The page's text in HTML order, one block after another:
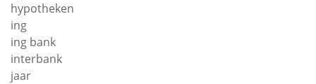
hypotheken
ing
ing bank
interbank
jaar